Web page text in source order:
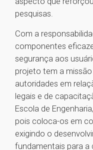
pesquisas.
Com a
componentes
segurança aos
projeto tem a
autoridades em
legais e de
Escola de
pois coloca-os em
exigindo o
fundamentais para a